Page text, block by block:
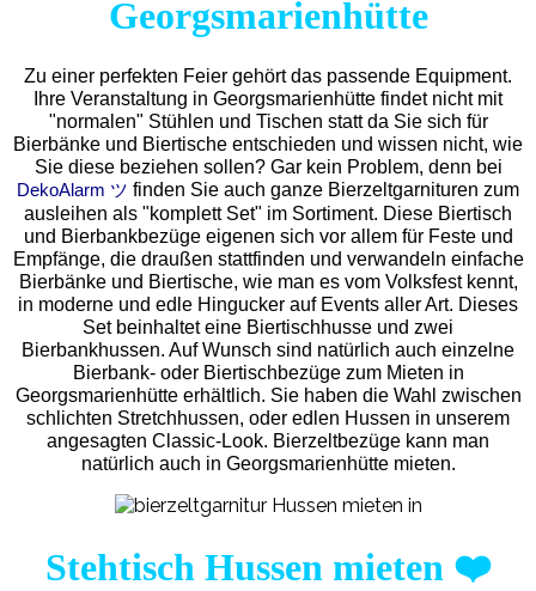
Georgsmarienhütte
Zu einer perfekten Feier gehört das passende Equipment.
Ihre Veranstaltung in Georgsmarienhütte findet nicht mit
"normalen" Stühlen und Tischen statt da Sie sich für
Bierbänke und Biertische entschieden und wissen nicht, wie
Sie diese beziehen sollen? Gar kein Problem, denn bei
DekoAlarm ツ finden Sie auch ganze Bierzeltgarnituren zum
ausleihen als "komplett Set" im Sortiment. Diese Biertisch
und Bierbankbezüge eigenen sich vor allem für Feste und
Empfänge, die draußen stattfinden und verwandeln einfache
Bierbänke und Biertische, wie man es vom Volksfest kennt,
in moderne und edle Hingucker auf Events aller Art. Dieses
Set beinhaltet eine Biertischhusse und zwei
Bierbankhussen. Auf Wunsch sind natürlich auch einzelne
Bierbank- oder Biertischbezüge zum Mieten in
Georgsmarienhütte erhältlich. Sie haben die Wahl zwischen
schlichten Stretchhussen, oder edlen Hussen in unserem
angesagten Classic-Look. Bierzeltbezüge kann man
natürlich auch in Georgsmarienhütte mieten.
Stehtisch Hussen mieten ❤️